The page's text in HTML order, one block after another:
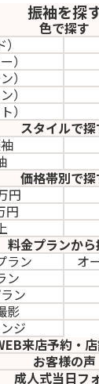
振袖を探
色で探す
）
）
）
）
スタイルで探
価格帯別で探
円
円
料金プランから
ラン
オ
ン
ン
影
ジ
来店予約・
お客様の声
成人式当日フ